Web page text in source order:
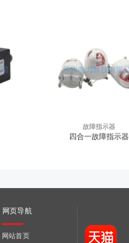
故障指示器
四合一故障指示器
网页导航
网站首页